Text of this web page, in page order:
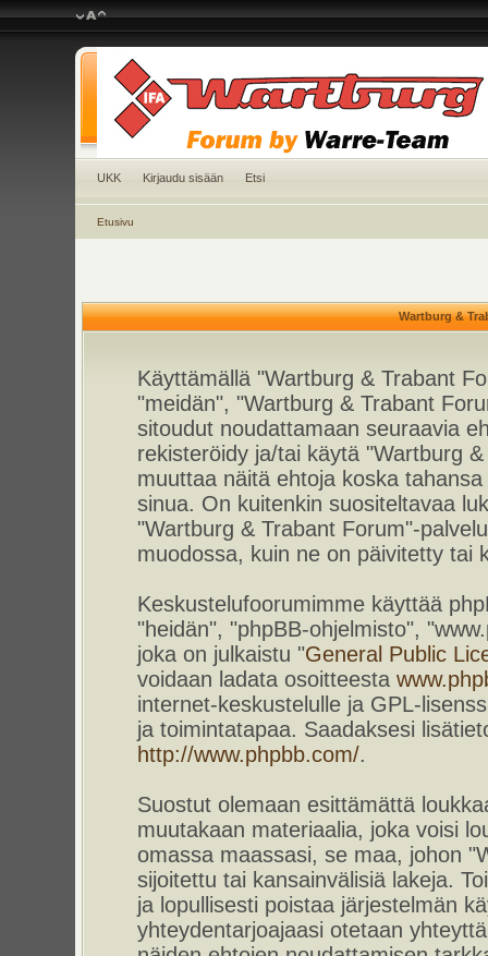
UKK Kirjaudu sisään Etsi
Etusivu
Wartburg &
Käyttämällä "Wartburg & Trabant
"meidän", "Wartburg & Trabant
sitoudut noudattamaan seuraavia
rekisteröidy ja/tai käytä "Wartburg
muuttaa näitä ehtoja koska
sinua. On kuitenkin suositeltavaa
"Wartburg & Trabant Forum"-
muodossa, kuin ne on päivitetty tai
Keskustelufoorumimme käyttää
"heidän", "phpBB-ohjelmisto",
joka on julkaistu "General Public
voidaan ladata osoitteesta
internet-keskustelulle ja GPL-
ja toimintatapaa. Saadaksesi
http://www.phpbb.com/.
Suostut olemaan esittämättä
muutakaan materiaalia, joka voisi
omassa maassasi, se maa, johon
sijoitettu tai kansainvälisiä lakeja.
ja lopullisesti poistaa järjestelmän
yhteydentarjoajaasi otetaan